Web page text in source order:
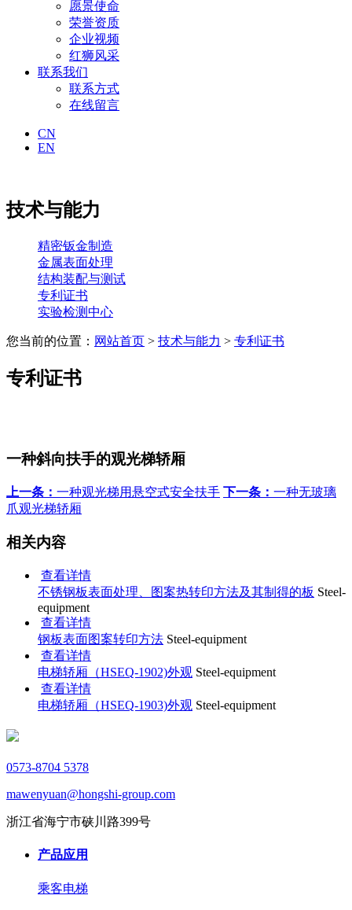
愿景使命
荣誉资质
企业视频
红狮风采
联系我们
联系方式
在线留言
CN
EN
技术与能力
精密钣金制造
金属表面处理
结构装配与测试
专利证书
实验检测中心
您当前的位置： 网站首页 > 技术与能力 > 专利证书
专利证书
一种斜向扶手的观光梯轿厢
上一条： 一种观光梯用悬空式安全扶手 下一条： 一种无玻璃
爪观光梯轿厢
相关内容
查看详情
不锈钢板表面处理、图案热转印方法及其制得的板 Steel-
equipment
查看详情
钢板表面图案转印方法 Steel-equipment
查看详情
电梯轿厢（HSEQ-1902)外观 Steel-equipment
查看详情
电梯轿厢（HSEQ-1903)外观 Steel-equipment
0573-8704 5378
mawenyuan@hongshi-group.com
浙江省海宁市硖川路399号
产品应用
乘客电梯